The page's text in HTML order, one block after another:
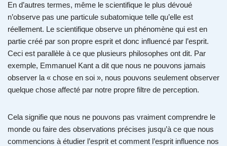
En d’autres termes, même le scientifique le plus dévoué
n’observe pas une particule subatomique telle qu’elle est
réellement. Le scientifique observe un phénomène qui est en
partie créé par son propre esprit et donc influencé par l’esprit.
Ceci est parallèle à ce que plusieurs philosophes ont dit. Par
exemple, Emmanuel Kant a dit que nous ne pouvons jamais
observer la « chose en soi », nous pouvons seulement observer
quelque chose affecté par notre propre filtre de perception.
Cela signifie que nous ne pouvons pas vraiment comprendre le
monde ou faire des observations précises jusqu’à ce que nous
commencions à étudier l’esprit et comment l’esprit influence nos